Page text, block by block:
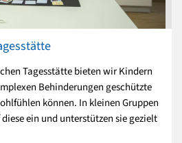
Tagesstätte bieten wir Kindern
Behinderungen geschützte
können. In kleinen Gruppen
ein und unterstützen sie gezielt